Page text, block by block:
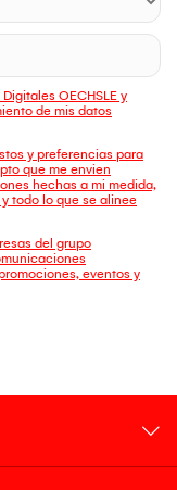
OECHSLE y
de mis datos
y preferencias para
que me envien
hechas a mi medida,
todo lo que se alinee
del grupo
eventos y